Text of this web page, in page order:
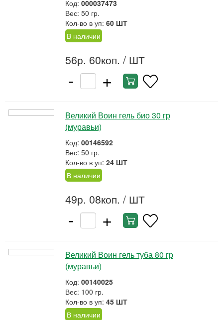
Код: 000037473
Вес: 50 гр.
Кол-во в уп: 60 ШТ
В наличии
56р. 60коп. / ШТ
- +
Великий Воин гель био 30 гр
(муравьи)
Код: 00146592
Вес: 50 гр.
Кол-во в уп: 24 ШТ
В наличии
49р. 08коп. / ШТ
- +
Великий Воин гель туба 80 гр
(муравьи)
Код: 00140025
Вес: 100 гр.
Кол-во в уп: 45 ШТ
В наличии